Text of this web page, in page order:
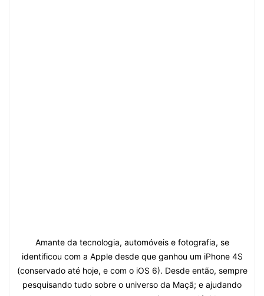
Amante da tecnologia, automóveis e fotografia, se
identificou com a Apple desde que ganhou um iPhone 4S
(conservado até hoje, e com o iOS 6). Desde então, sempre
pesquisando tudo sobre o universo da Maçã; e ajudando